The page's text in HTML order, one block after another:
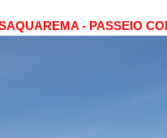
- PASSEIO